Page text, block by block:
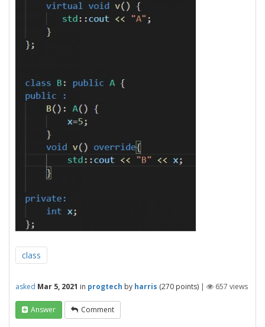
class
asked Mar 5, 2021 in progtech by harris (270 points) | 657 views
Answer Comment